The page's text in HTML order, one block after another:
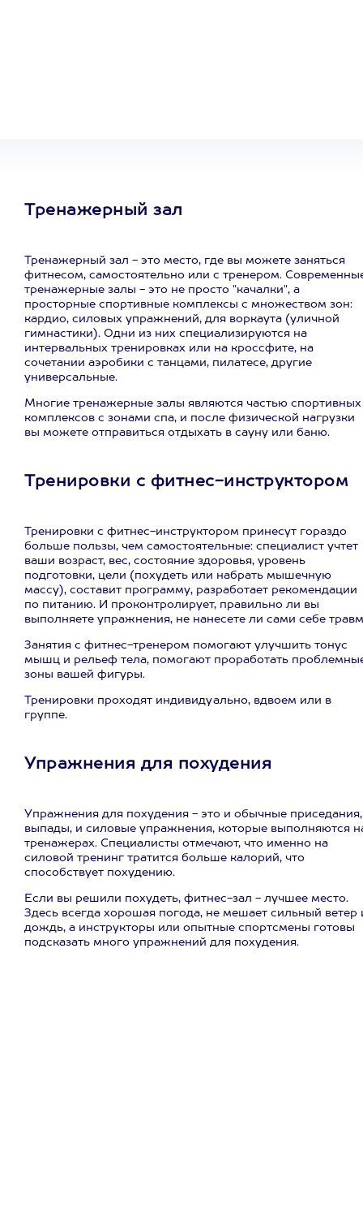
Тренажерный зал
Тренажерный зал - это место, где вы можете заняться
фитнесом, самостоятельно или с тренером.
тренажерные залы - это не просто "качалки", а
просторные спортивные комплексы с множеством зон:
кардио, силовых упражнений, для воркаута (уличной
гимнастики). Одни из них специализируются на
интервальных тренировках или на кроссфите, на
сочетании аэробики с танцами, пилатесе, другие
универсальные.
Многие тренажерные залы являются частью спортивных
комплексов с зонами спа, и после физической нагрузки
вы можете отправиться отдыхать в сауну или баню.
Тренировки с фитнес-инструктором
Тренировки с фитнес-инструктором принесут гораздо
больше пользы, чем самостоятельные: специалист учтет
ваши возраст, вес, состояние здоровья, уровень
подготовки, цели (похудеть или набрать мышечную
массу), составит программу, разработает рекомендации
по питанию. И проконтролирует, правильно ли вы
выполняете упражнения, не нанесете ли сами себе
Занятия с фитнес-тренером помогают улучшить тонус
мышц и рельеф тела, помогают проработать
зоны вашей фигуры.
Тренировки проходят индивидуально, вдвоем или в
группе.
Упражнения для похудения
Упражнения для похудения - это и обычные приседания,
выпады, и силовые упражнения, которые выполняются
тренажерах. Специалисты отмечают, что именно на
силовой тренинг тратится больше калорий, что
способствует похудению.
Если вы решили похудеть, фитнес-зал - лучшее место.
Здесь всегда хорошая погода, не мешает сильный ветер
дождь, а инструкторы или опытные спортсмены готовы
подсказать много упражнений для похудения.